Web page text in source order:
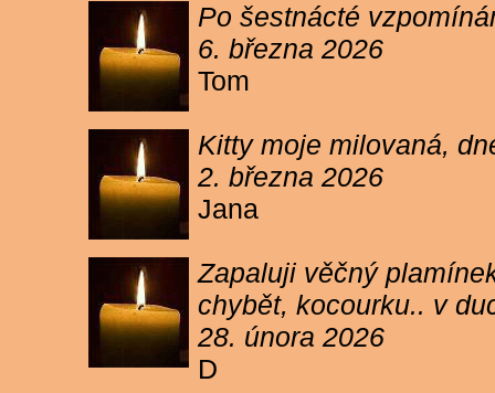
Po šestnácté
6. března 2026
Tom
Kitty moje milovaná,
2. března 2026
Jana
Zapaluji věčný
chybět, kocourku.. v
28. února 2026
D